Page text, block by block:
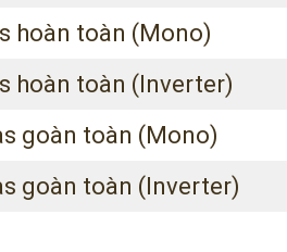
hoàn toàn (Mono)
hoàn toàn (Inverter)
goàn toàn (Mono)
goàn toàn (Inverter)